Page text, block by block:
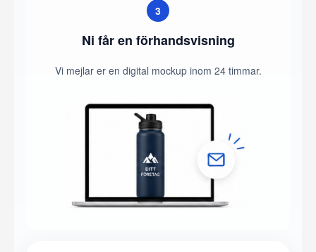
3
Ni får en förhandsvisning
Vi mejlar er en digital mockup inom 24 timmar.